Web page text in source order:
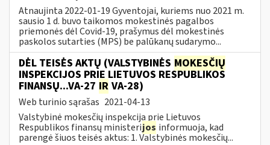
Atnaujinta 2022-01-19 Gyventojai, kuriems nuo 2021 m.
sausio 1 d. buvo taikomos mokestinės pagalbos
priemonės dėl Covid-19, prašymus dėl mokestinės
paskolos sutarties (MPS) be palūkanų sudarymo...
DĖL TEISĖS AKTŲ (VALSTYBINĖS MOKESČIŲ
INSPEKCIJOS PRIE LIETUVOS RESPUBLIKOS
FINANSŲ...VA-27 IR VA-28)
Web turinio sąrašas 2021-04-13
Valstybinė mokesčių inspekcija prie Lietuvos
Respublikos finansų ministerijos informuoja, kad
parengė šiuos teisės aktus: 1. Valstybinės mokesčių...